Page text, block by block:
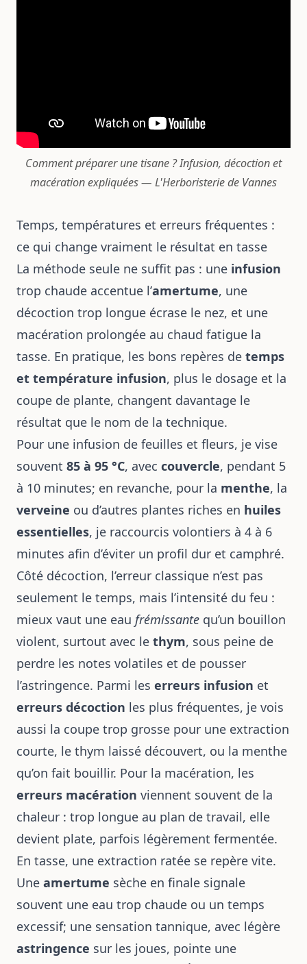
Comment préparer une tisane ? Infusion, décoction et
macération expliquées — L'Herboristerie de Vannes
Temps, températures et erreurs fréquentes :
ce qui change vraiment le résultat en tasse
La méthode seule ne suffit pas : une infusion
trop chaude accentue l’amertume, une
décoction trop longue écrase le nez, et une
macération prolongée au chaud fatigue la
tasse. En pratique, les bons repères de temps
et température infusion, plus le dosage et la
coupe de plante, changent davantage le
résultat que le nom de la technique.
Pour une infusion de feuilles et fleurs, je vise
souvent 85 à 95 °C, avec couvercle, pendant 5
à 10 minutes; en revanche, pour la menthe, la
verveine ou d’autres plantes riches en huiles
essentielles, je raccourcis volontiers à 4 à 6
minutes afin d’éviter un profil dur et camphré.
Côté décoction, l’erreur classique n’est pas
seulement le temps, mais l’intensité du feu :
mieux vaut une eau frémissante qu’un bouillon
violent, surtout avec le thym, sous peine de
perdre les notes volatiles et de pousser
l’astringence. Parmi les erreurs infusion et
erreurs décoction les plus fréquentes, je vois
aussi la coupe trop grosse pour une extraction
courte, le thym laissé découvert, ou la menthe
qu’on fait bouillir. Pour la macération, les
erreurs macération viennent souvent de la
chaleur : trop longue au plan de travail, elle
devient plate, parfois légèrement fermentée.
En tasse, une extraction ratée se repère vite.
Une amertume sèche en finale signale
souvent une eau trop chaude ou un temps
excessif; une sensation tannique, avec légère
astringence sur les joues, pointe une